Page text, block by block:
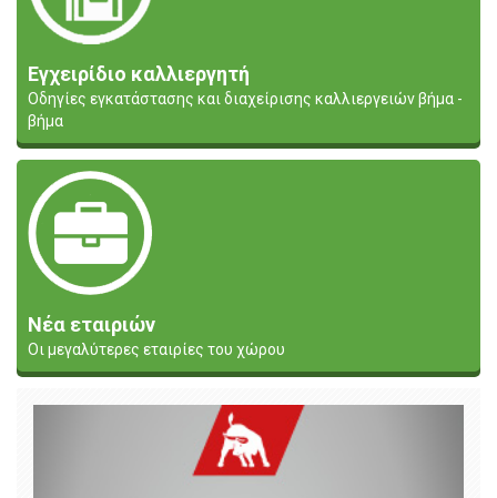
Εγχειρίδιο καλλιεργητή
Οδηγίες εγκατάστασης και διαχείρισης καλλιεργειών βήμα -
βήμα
Νέα εταιριών
Οι μεγαλύτερες εταιρίες του χώρου